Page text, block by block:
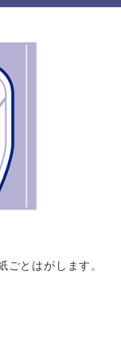
ごとはがします。